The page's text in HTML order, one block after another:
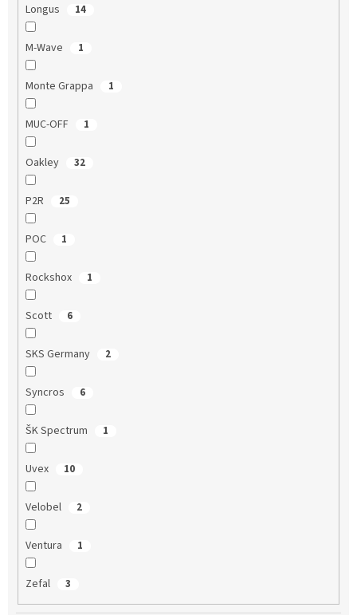
Longus 14
M-Wave 1
Monte Grappa 1
MUC-OFF 1
Oakley 32
P2R 25
POC 1
Rockshox 1
Scott 6
SKS Germany 2
Syncros 6
ŠK Spectrum 1
Uvex 10
Velobel 2
Ventura 1
Zefal 3